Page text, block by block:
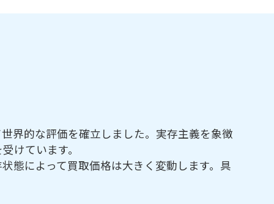
界的な評価を確立しました。実存主義を象徴
けています。
態によって買取価格は大きく変動します。具